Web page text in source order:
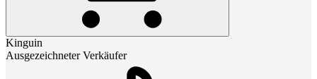
Kinguin
Ausgezeichneter Verkäufer